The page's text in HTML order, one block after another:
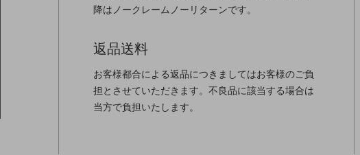
降はノークレームノーリターンです。
返品送料
お客様都合による返品につきましてはお客様のご負
担とさせていただきます。不良品に該当する場合は
当方で負担いたします。